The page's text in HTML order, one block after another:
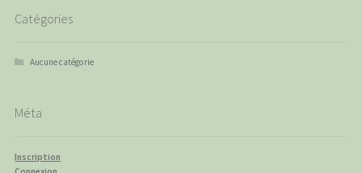
Catégories
Aucune catégorie
Méta
Inscription